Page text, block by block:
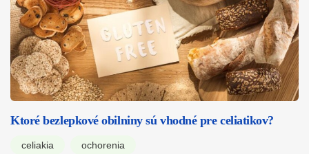
Ktoré bezlepkové obilniny sú vhodné pre celiatikov?
celiakia ochorenia